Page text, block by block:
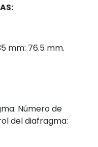
mm: 76.5 mm.
Número de
del diafragma: